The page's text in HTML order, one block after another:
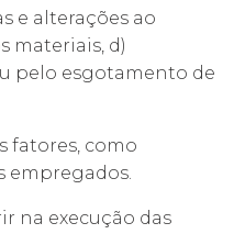
e alterações ao
materiais, d)
pelo esgotamento de
fatores, como
empregados.
na execução das